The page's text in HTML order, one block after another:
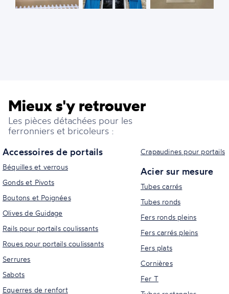
Mieux s'y retrouver
Les pièces détachées pour les
ferronniers et bricoleurs :
Accessoires de portails
Béquilles et verrous
Gonds et Pivots
Boutons et Poignées
Olives de Guidage
Rails pour portails coulissants
Roues pour portails coulissants
Serrures
Sabots
Equerres de renfort
Crapaudines pour portails
Acier sur mesure
Tubes carrés
Tubes ronds
Fers ronds pleins
Fers carrés pleins
Fers plats
Cornières
Fer T